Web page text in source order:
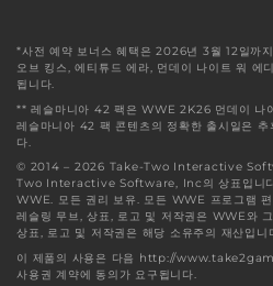
*사전 예약 보너스 혜택은 2026년 3월 12일까
오브 킹스, 에티튜드 에라, 먼데이 나이트 워 에
됩니다.
** 레슬마니아 42 팩은 WWE 2K26 먼데이 나
레슬마니아 42 팩 콘텐츠의 정확한 출시일은
다.
© 2014 – 2026 Take-Two Interactive
Two Interactive Software, Inc의 상표입니
WWE. 모든 권리 보유. 모든 WWE 프로그램
레슬링 무브, 상표, 로고 및 저작권은 WWE와
상표, 로고 및 저작권은 해당 소유주의 재산입니
이 제품의 사용은 다음 http://
사용권 계약에 동의가 요구됩니다.